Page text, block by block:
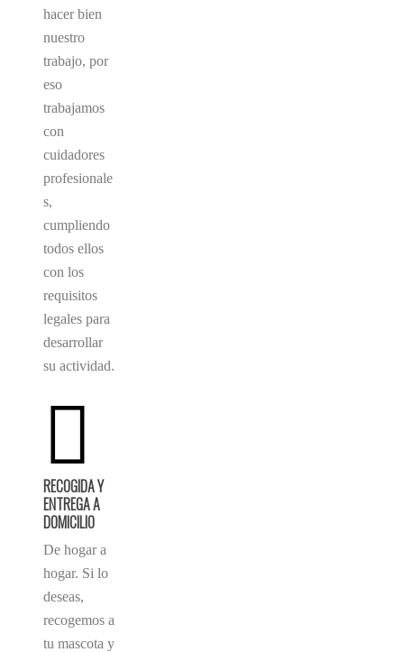
hacer bien
nuestro
trabajo, por
eso
trabajamos
con
cuidadores
profesionale
s,
cumpliendo
todos ellos
con los
requisitos
legales para
desarrollar
su actividad.
RECOGIDA Y
ENTREGA A
DOMICILIO
De hogar a
hogar. Si lo
deseas,
recogemos a
tu mascota y